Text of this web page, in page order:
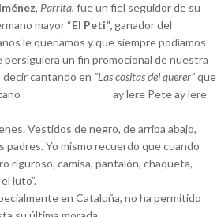
, Parrita, fue un fiel seguidor de su
mayor “El Peti”, ganador del
le queríamos y que siempre podíamos
un fin promocional de nuestra
decir cantando en “Las cositas del querer”que
ay lere Pete ay lere
Vestidos de negro, de arriba abajo,
Yo mismo recuerdo que cuando
riguroso, camisa, pantalón, chaqueta,
luto”.
en Cataluña, no ha permitido